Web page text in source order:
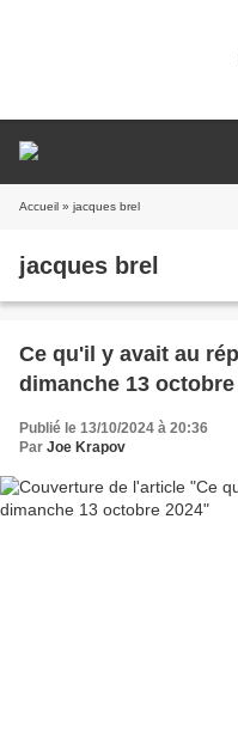
Accueil » jacques brel
jacques brel
Ce qu'il y avait au
dimanche 13 octobre
Publié le 13/10/2024 à 20:36
Par Joe Krapov